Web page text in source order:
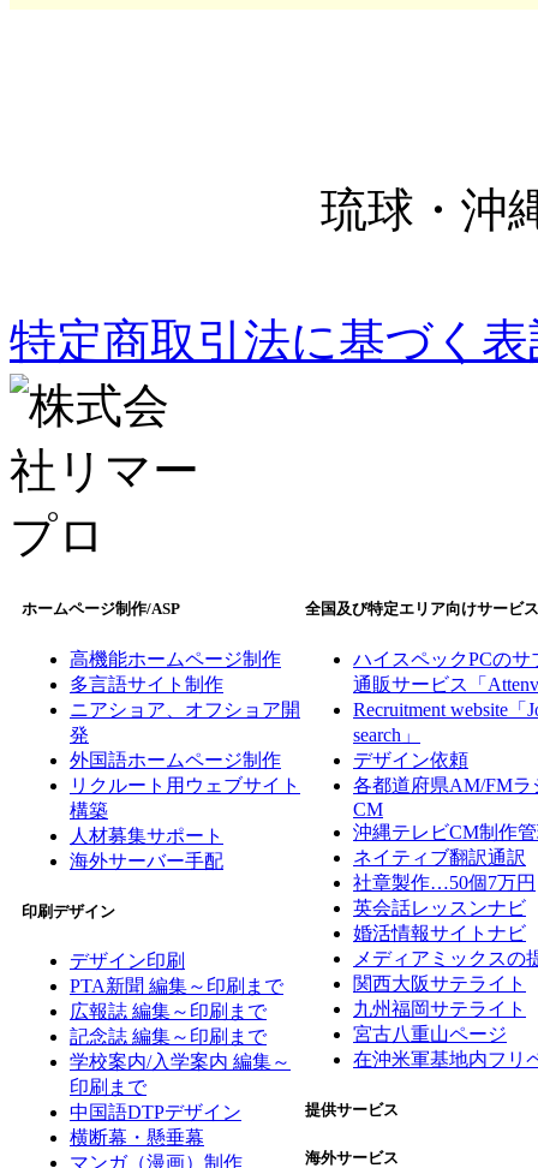
琉球・沖
特定商取引法に基づく
ホームページ制作/ASP
高機能ホームページ制作
多言語サイト制作
ニアショア、オフショア開
発
外国語ホームページ制作
リクルート用ウェブサイト
構築
人材募集サポート
海外サーバー手配
印刷デザイン
デザイン印刷
PTA新聞 編集～印刷まで
広報誌 編集～印刷まで
記念誌 編集～印刷まで
学校案内/入学案内 編集～
印刷まで
中国語DTPデザイン
横断幕・懸垂幕
マンガ（漫画）制作
全国及び特定エリア向けサービス
ハイスペックPCのサ
通販サービス「
Recruitment website「
search」
デザイン依頼
各都道府県AM/FMラ
CM
沖縄テレビCM制作
ネイティブ翻訳通訳
社章製作…50個7万円
英会話レッスンナビ
婚活情報サイトナビ
メディアミックスの
関西大阪サテライト
九州福岡サテライト
宮古八重山ページ
在沖米軍基地内フリ
提供サービス
海外サービス